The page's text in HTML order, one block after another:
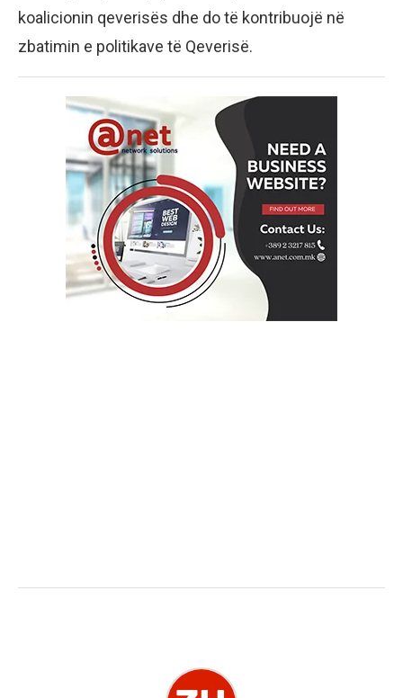
koalicionin qeverisës dhe do të kontribuojë në
zbatimin e politikave të Qeverisë.